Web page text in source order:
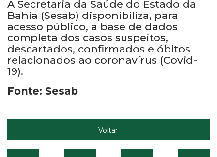
A Secretaria da Saúde do Estado da
Bahia (Sesab) disponibiliza, para
acesso público, a base de dados
completa dos casos suspeitos,
descartados, confirmados e óbitos
relacionados ao coronavírus (Covid-
19).
Fonte: Sesab
Voltar